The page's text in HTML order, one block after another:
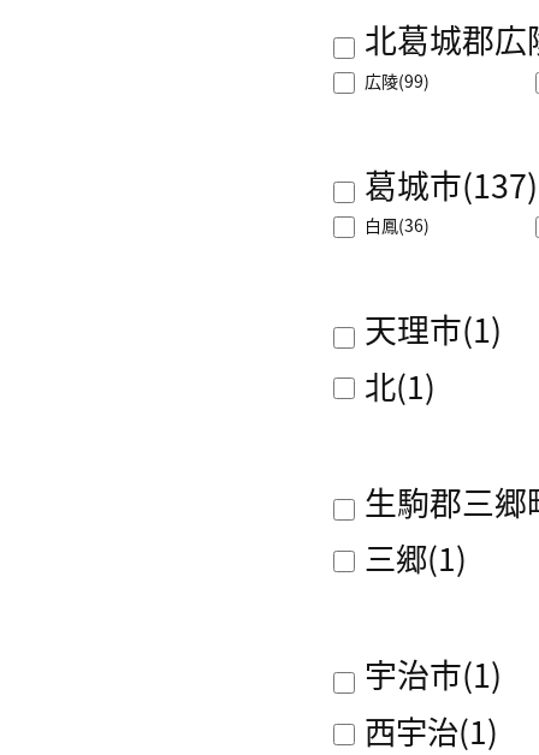
北葛城郡広
広陵(99)
葛城市(137)
白鳳(36)
天理市(1)
北(1)
生駒郡三郷
三郷(1)
宇治市(1)
西宇治(1)